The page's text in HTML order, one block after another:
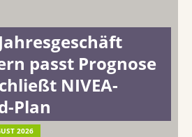
passt Prognose
NIVEA-
Plan
2026